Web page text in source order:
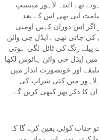
تھے البتہ لاہور میںسب
آتی تھی اس کے بعد
اگر اس دوران کہیں اومنی
کی جاتی تھی ۔ایڈل جی وائن
رنگ کی ٹائل لگی ہوتی
میں ایڈل جی وائن ہائوس لکھا
اور خوبصورت انداز میں
میں کئی شراب کی
کا ذکر پھر کبھی کریں گے۔
جناب کوئی یقین کرے گا کہ